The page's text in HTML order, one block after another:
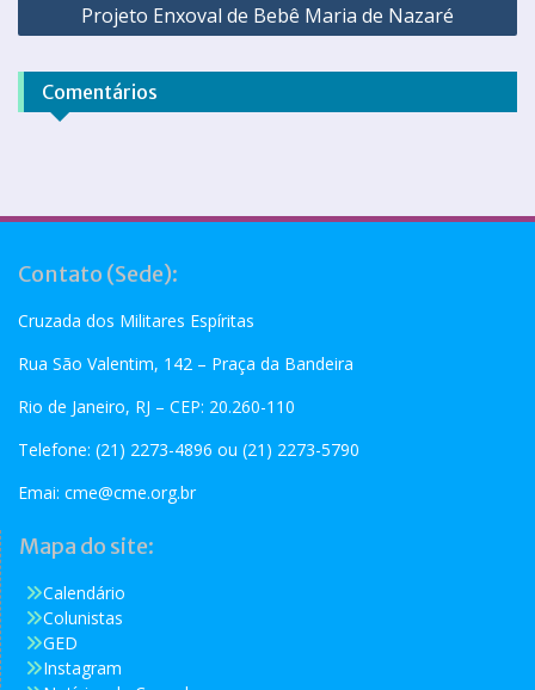
Projeto Enxoval de Bebê Maria de Nazaré
Comentários
Contato (Sede):
Cruzada dos Militares Espíritas
Rua São Valentim, 142 – Praça da Bandeira
Rio de Janeiro, RJ – CEP: 20.260-110
Telefone: (21) 2273-4896 ou (21) 2273-5790
Emai: cme@cme.org.br
Mapa do site:
Calendário
Colunistas
GED
Instagram